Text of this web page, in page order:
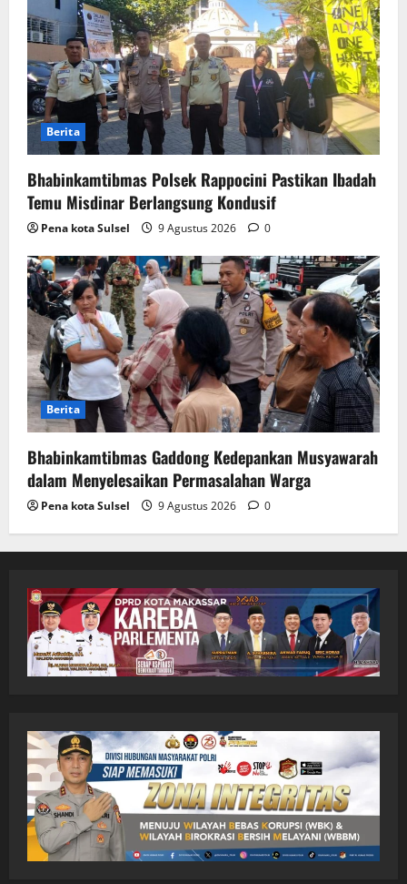
Berita
Bhabinkamtibmas Polsek Rappocini Pastikan Ibadah
Temu Misdinar Berlangsung Kondusif
Pena kota Sulsel 9 Agustus 2026 0
Berita
Bhabinkamtibmas Gaddong Kedepankan Musyawarah
dalam Menyelesaikan Permasalahan Warga
Pena kota Sulsel 9 Agustus 2026 0